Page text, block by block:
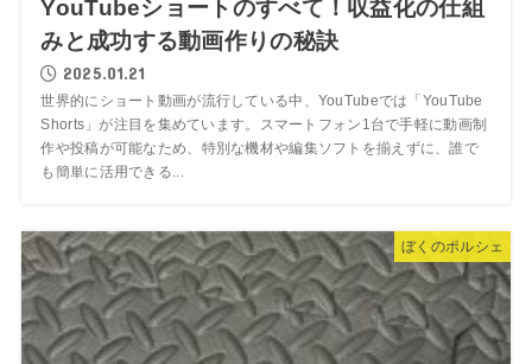
YouTubeショートのすべて！収益化の仕組
みと成功する動画作りの秘訣
2025.01.21
世界的にショート動画が流行している中、YouTubeでは「YouTube
Shorts」が注目を集めています。スマートフォン1台で手軽に動画制
作や投稿が可能なため、特別な機材や編集ソフトを揃えずに、誰で
も簡単に活用できる...
ぼくのポルシェ